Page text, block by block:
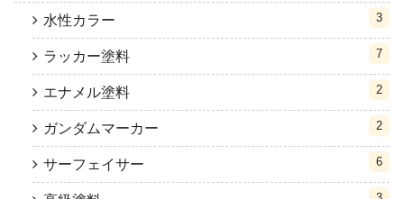
水性カラー 3
ラッカー塗料 7
エナメル塗料 2
ガンダムマーカー 2
サーフェイサー 6